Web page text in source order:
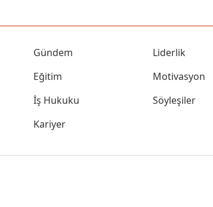
Gündem
Eğitim
İş Hukuku
Kariyer
Liderlik
Motivasyon
Söyleşiler